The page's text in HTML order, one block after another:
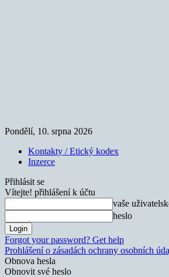
Pondělí, 10. srpna 2026
Kontakty / Etický kodex
Inzerce
Přihlásit se
Vítejte! přihlášení k účtu
vaše
heslo
Forgot your password? Get help
Prohlášení o zásadách ochrany osobních
Obnova hesla
Obnovit své heslo